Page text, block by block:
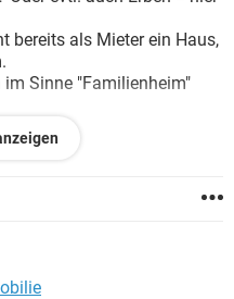
bereits als Mieter ein Haus,
Sinne "Familienheim"
er die Erbschaftsteuer nicht
darin gewohnt hat?
mit freundlichem Gruß